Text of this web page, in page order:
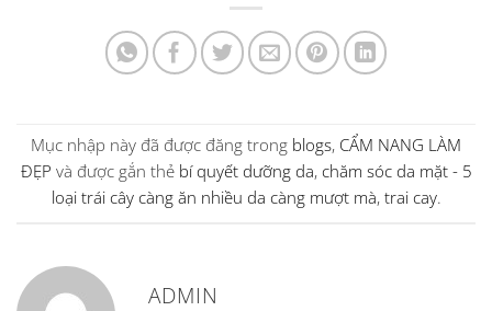
Mục nhập này đã được đăng trong blogs, CẨM NANG LÀM
ĐẸP và được gắn thẻ bí quyết dưỡng da,chăm sóc da mặt - 5
loại trái cây càng ăn nhiều da càng mượt mà,trai cay.
ADMIN